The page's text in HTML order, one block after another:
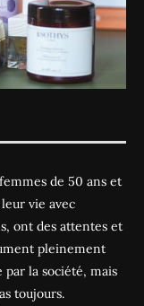
de 50 ans et
vie avec
ont des attentes et
pleinement
la société, mais
toujours.